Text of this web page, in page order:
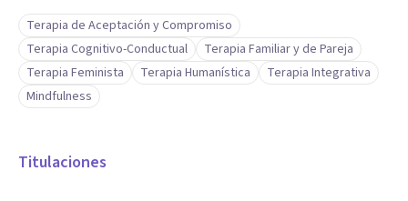
Terapia de Aceptación y Compromiso
Terapia Cognitivo-Conductual
Terapia Familiar y de Pareja
Terapia Feminista
Terapia Humanística
Terapia Integrativa
Mindfulness
Titulaciones